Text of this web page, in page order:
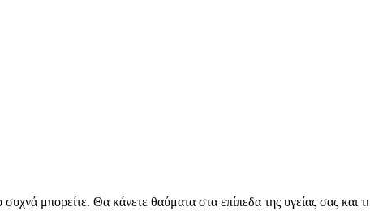
συχνά μπορείτε. Θα κάνετε θαύματα στα επίπεδα της υγείας σας και